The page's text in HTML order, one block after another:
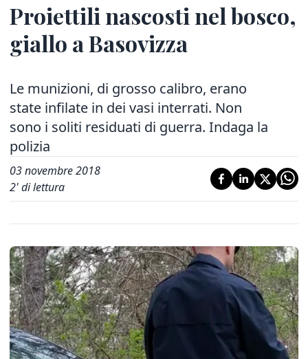
Proiettili nascosti nel bosco,
giallo a Basovizza
Le munizioni, di grosso calibro, erano
state infilate in dei vasi interrati. Non
sono i soliti residuati di guerra. Indaga la
polizia
03 novembre 2018
2' di lettura